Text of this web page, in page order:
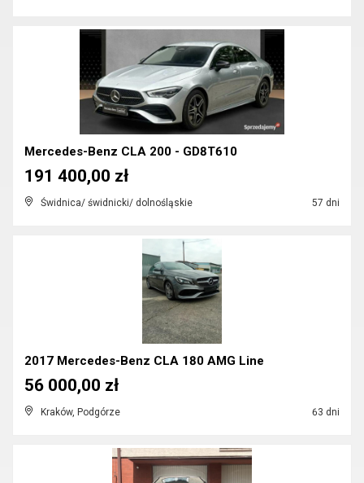
Mercedes-Benz CLA 200 - GD8T610
Świdnica/ świdnicki/ dolnośląskie 57 dni
191 400,00 zł
2017 Mercedes-Benz CLA 180 AMG Line
Kraków, Podgórze 63 dni
56 000,00 zł